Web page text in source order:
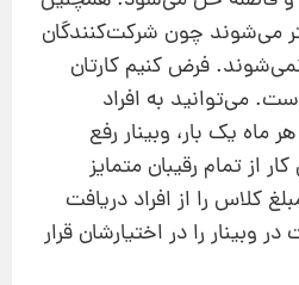
می‌شوند چون شرکت‌کنندگان
فرض کنیم کارتان
می‌توانید به افراد
یک بار، وبینار رفع‌
از تمام رقیبان متمایز
کلاس را از افراد دریافت
را در اختیارشان قرار